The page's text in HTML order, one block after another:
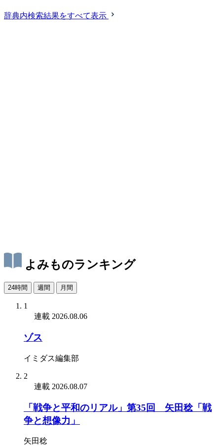
辞典内検索結果をすべて表示
よみものランキング
24時間 週間 月間
1
連載 2026.08.06
ゾス
イミダス編集部
2
連載 2026.08.07
「戦争と平和のリアル」第35回 矢田稔「戦
争と想像力」
矢田稔